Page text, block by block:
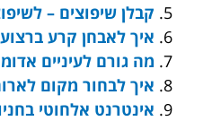
קבלן שיפוצים –
איך לאבחן קרע
מה גורם לעיניים
איך לבחור מקום
אינטרנט אלחוטי